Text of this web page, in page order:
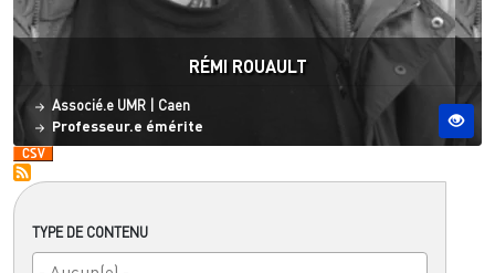
TYPE DE CONTENU
RÉMI ROUAULT
Statut
Associé.e UMR Site ESO
Caen
Professeur.e émérite